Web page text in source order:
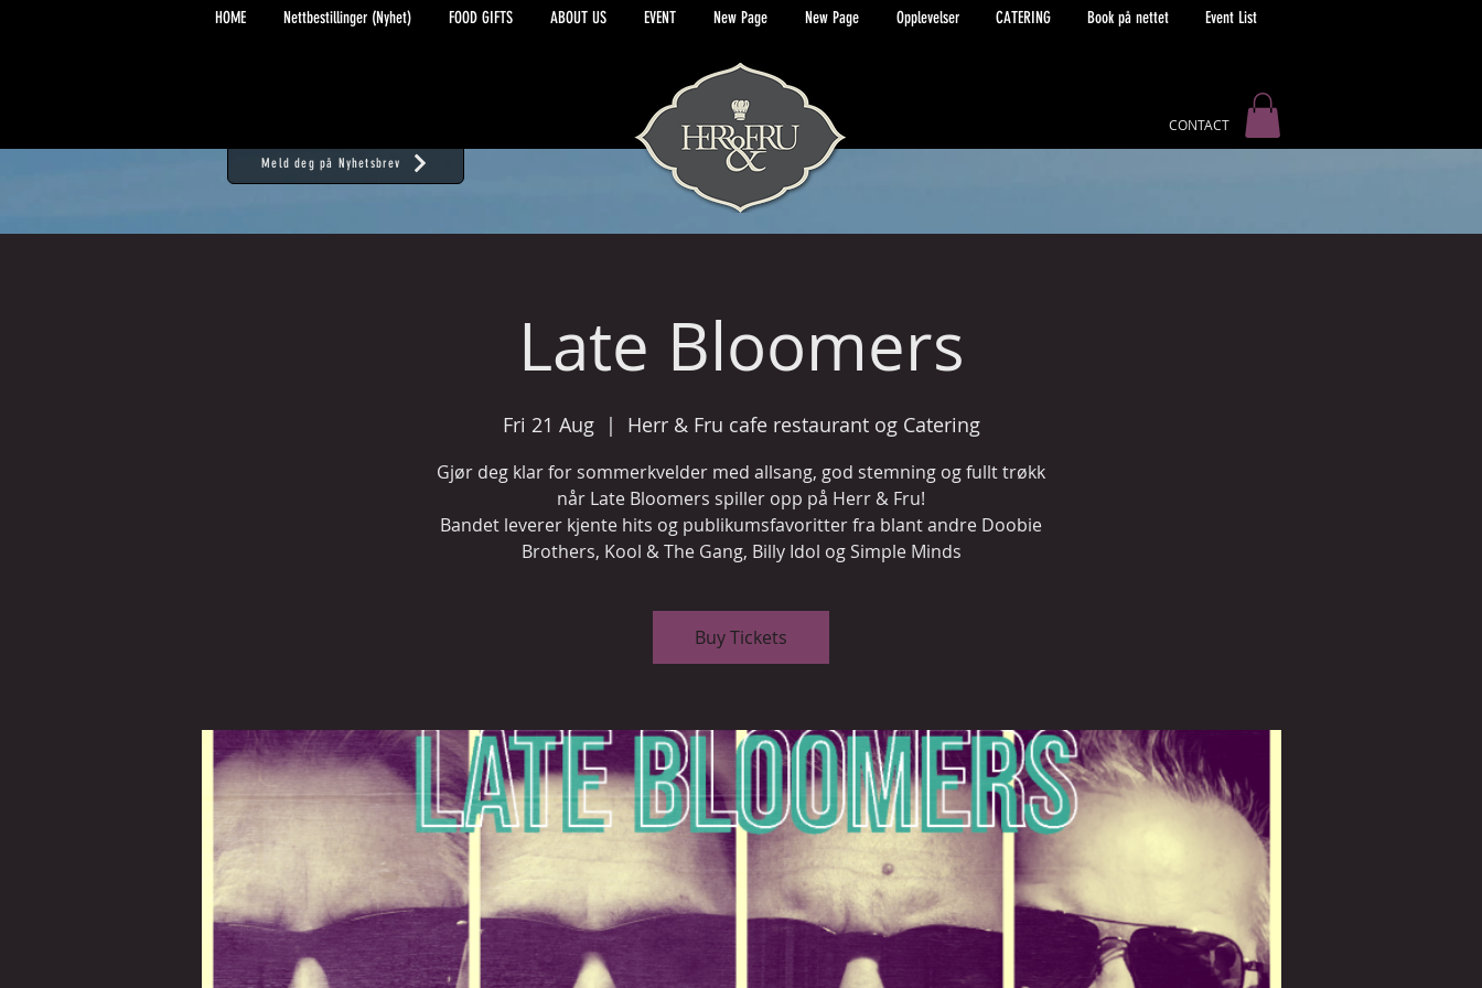
HOME Nettbestillinger (Nyhet) FOOD GIFTS ABOUT US EVENT New Page New Page Opplevelser CATERING Book på nettet Event List
CONTACT
Meld deg på Nyhetsbrev
Late Bloomers
Fri 21 Aug
  |
Herr & Fru cafe restaurant og Catering
Gjør deg klar for sommerkvelder med allsang, god stemning og fullt trøkk
når Late Bloomers spiller opp på Herr & Fru!
Bandet leverer kjente hits og publikumsfavoritter fra blant andre Doobie
Brothers, Kool & The Gang, Billy Idol og Simple Minds
Buy Tickets